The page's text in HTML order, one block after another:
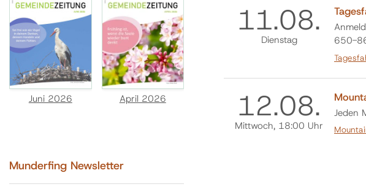
11.08.
Dienstag
650-
12.08.
Mittwoch, 18:00 Uhr
Jeden
Juni 2026 April 2026
Munderfing Newsletter